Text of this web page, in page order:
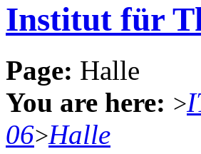
Institut für
Page: Halle
You are here: >
06>Halle